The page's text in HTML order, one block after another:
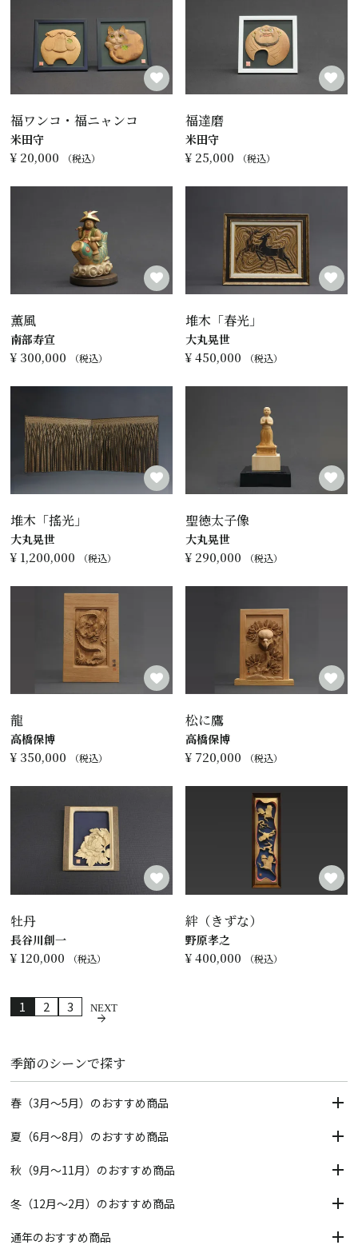
福ワンコ・福ニャンコ
¥ 20,000 税込
米田守
福達磨
¥ 25,000 税込
米田守
薫風
¥ 300,000 税込
南部寿宣
堆木「春光」
¥450,000 税込
大丸晃世
堆木「搖光」
¥ 1,200,000 税込
大丸晃世
聖徳太子像
¥ 290,000 税込
大丸晃世
龍
¥ 350,000 税込
高橋保博
松に鷹
¥ 720,000 税込
高橋保博
牡丹
¥ 120,000 税込
長谷川創一
絆（きずな）
¥400,000 税込
野原孝之
1 2 3
季節のシーンで探す
春（3月～5月）のおすすめ商品
夏（6月～8月）のおすすめ商品
秋（9月～11月）のおすすめ商品
冬（12月～2月）のおすすめ商品
通年のおすすめ商品